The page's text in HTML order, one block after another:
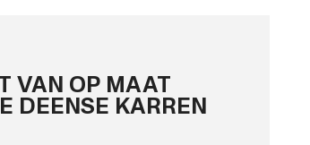
VAN OP MAAT
DEENSE KARREN